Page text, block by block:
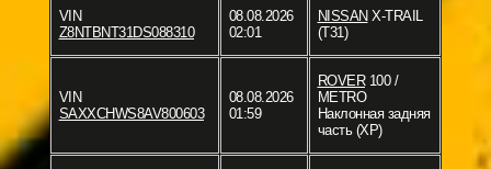
VIN
Z8NTBNT31DS088310
08.08.2026
02:01
NISSAN X-TRAIL
(T31)
VIN
SAXXCHWS8AV800603
08.08.2026
01:59
ROVER100 /
METRO
Наклонная задняя
часть (XP)